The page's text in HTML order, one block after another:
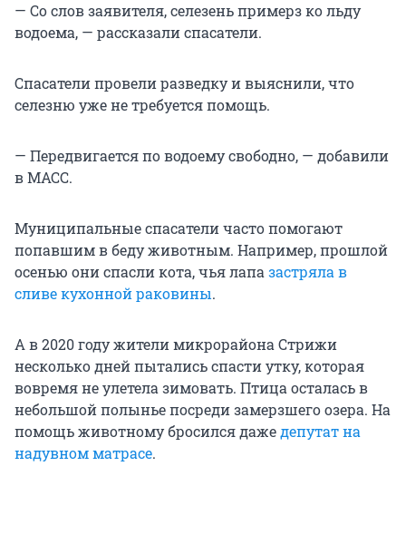
— Со слов заявителя, селезень примерз ко льду
водоема, — рассказали спасатели.
Спасатели провели разведку и выяснили, что
селезню уже не требуется помощь.
— Передвигается по водоему свободно, — добавили
в МАСС.
Муниципальные спасатели часто помогают
попавшим в беду животным. Например, прошлой
осенью они спасли кота, чья лапазастряла в
сливе кухонной раковины.
А в 2020 году жители микрорайона Стрижи
несколько дней пытались спасти утку, которая
вовремя не улетела зимовать. Птица осталась в
небольшой полынье посреди замерзшего озера. На
помощь животному бросился дажедепутат на
надувном матрасе.